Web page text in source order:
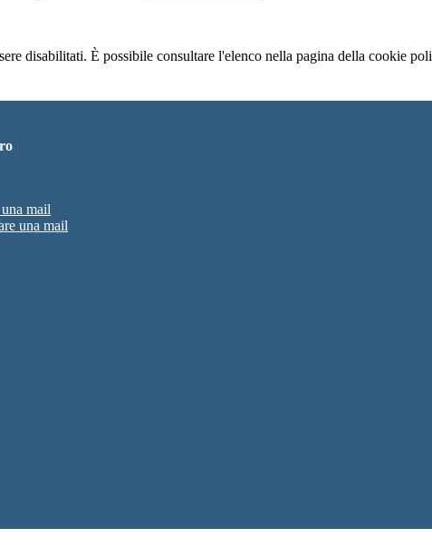
disabilitati. È possibile consultare l'elenco nella pagina della cookie
mail
una mail